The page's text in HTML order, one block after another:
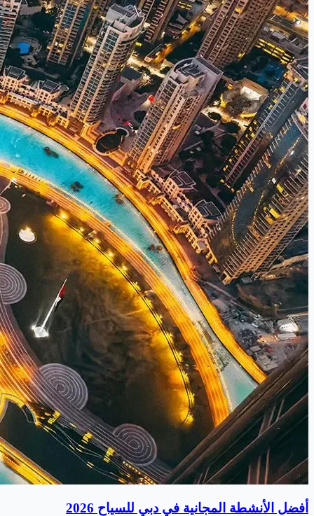
أفضل الأنشطة المجانية في دبي للسياح 2026